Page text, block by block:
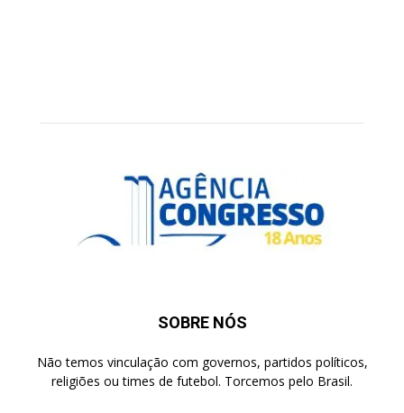
SOBRE NÓS
Não temos vinculação com governos, partidos políticos,
religiões ou times de futebol. Torcemos pelo Brasil.